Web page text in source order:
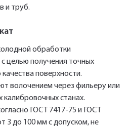
и труб.
обработки
целью получения точных
поверхности.
волочением через фильеру или
калибровочных станах.
ГОСТ 7417-75 и ГОСТ
3 до 100 мм с допуском, не